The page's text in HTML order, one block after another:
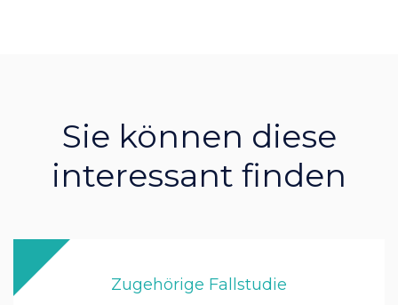
Sie können diese
interessant finden
Zugehörige Fallstudie